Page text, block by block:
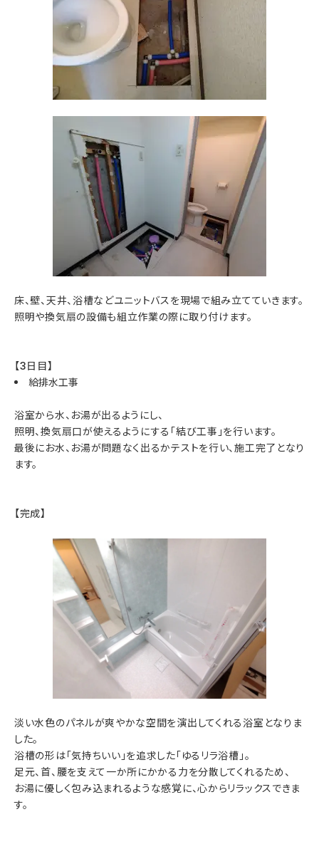
床、壁、天井、浴槽などユニットバスを現場で組み立てていきます。
照明や換気扇の設備も組立作業の際に取り付けます。
【3日目】
給排水工事
浴室から水、お湯が出るようにし、
照明、換気扇口が使えるようにする「結び工事」を行います。
最後にお水、お湯が問題なく出るかテストを行い、施工完了となり
ます。
【完成】
淡い水色のパネルが爽やかな空間を演出してくれる浴室となりま
した。
浴槽の形は「気持ちいい」を追求した「ゆるリラ浴槽」。
足元、首、腰を支えて一か所にかかる力を分散してくれるため、
お湯に優しく包み込まれるような感覚に、心からリラックスできま
す。